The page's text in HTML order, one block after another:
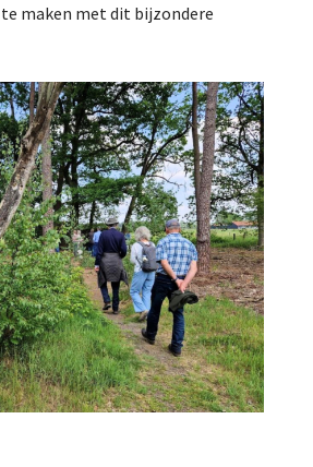
maken met dit bijzondere